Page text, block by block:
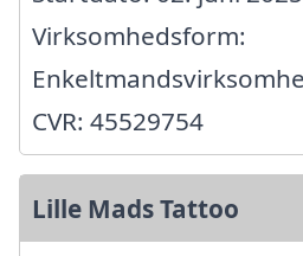
Virksomhedsform:
CVR: 45529754
Lille Mads Tattoo